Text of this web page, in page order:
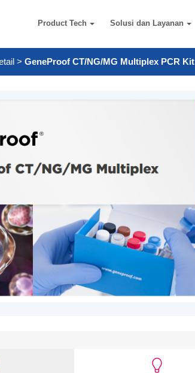
Product Tech Solusi dan Layanan
> GeneProof CT/NG/MG Multiplex PCR Kit